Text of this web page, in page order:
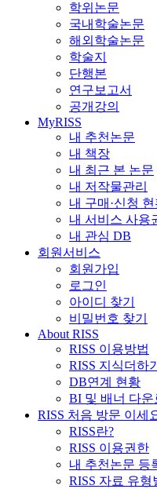
학위논문
국내학술논문
해외학술논문
학술지
단행본
연구보고서
공개강의
MyRISS
내 추천논문
내 책장
내 최근 본 논문
내 저작물관리
내 구매·신청
내 서비스 사용
내 관심 DB
회원서비스
회원가입
로그인
아이디 찾기
비밀번호 찾기
About RISS
RISS 이용방법
RISS 지식더하기
DB연계 현황
BI 및 배너 다운
RISS 처음 방문 이세
RISS란?
RISS 이용권한
내 추천논문 등
RISS 자료 유형